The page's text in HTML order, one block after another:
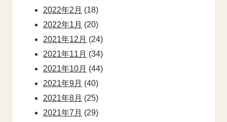
2022年2月 (18)
2022年1月 (20)
2021年12月 (24)
2021年11月 (34)
2021年10月 (44)
2021年9月 (40)
2021年8月 (25)
2021年7月 (29)